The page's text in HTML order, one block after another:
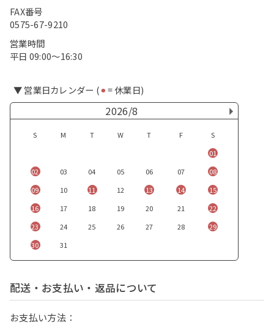
FAX番号
0575-67-9210
営業時間
平日 09:00〜16:30
▼ 営業日カレンダー (⚫︎= 休業日)
2026/8
S M T W T F
S
01
02
03 04 05 06 07
08
09
10 11 12 13 14
15
16
17 18 19 20 21
22
23
24 25 26 27 28
29
30
31
配送・お支払い・返品について
お支払い方法：